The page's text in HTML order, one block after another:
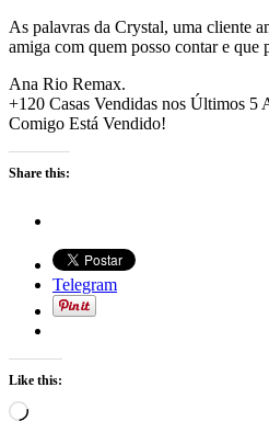
As palavras da Crystal, uma cliente
amiga com quem posso contar e que
Ana Rio Remax.
+120 Casas Vendidas nos Últimos 5
Comigo Está Vendido!
Share this:
Telegram
Like this:
Loading…